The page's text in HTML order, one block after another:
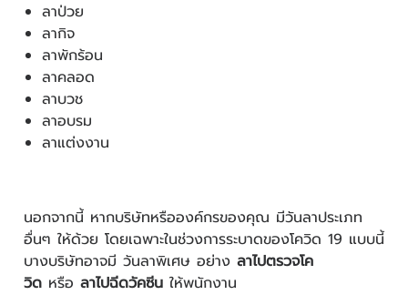
ลาป่วย
ลากิจ
ลาพักร้อน
ลาคลอด
ลาบวช
ลาอบรม
ลาแต่งงาน
นอกจากนี้ หากบริษัทหรือองค์กรของคุณ มีวันลาประเภท
อื่นๆ ให้ด้วย โดยเฉพาะในช่วงการระบาดของโควิด 19 แบบนี้
บางบริษัทอาจมี วันลาพิเศษ อย่าง ลาไปตรวจโค
วิด หรือ ลาไปฉีดวัคซีน ให้พนักงาน